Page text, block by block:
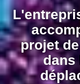
projet
dans